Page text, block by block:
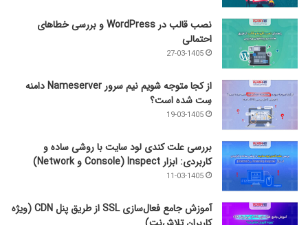
نصب قالب در WordPress و بررسی خطاهای
احتمالی
27-03-1405
از کجا متوجه شویم نیم ‌سرور Nameserver دامنه
سِت شده است؟
19-03-1405
بررسی علت کندی لود سایت با روشی ساده و
کاربردی: ابزار Inspect (Console و Network)
11-03-1405
آموزش جامع فعال‌سازی SSL از طریق پنل CDN (ویژه